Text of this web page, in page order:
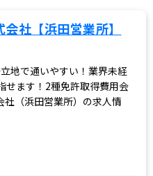
社【浜田営業所】
地で通いやすい！業界未経
せます！2種免許取得費用会
（浜田営業所）の求人情